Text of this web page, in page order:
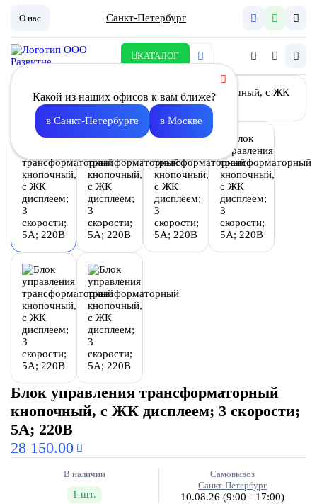
О нас Санкт-Петербург
КАТАЛОГ
Какой из наших офисов к вам ближе?
в Санкт-Петербурге в Москве
Блок управления трансформаторный
кнопочный, с ЖК дисплеем; 3 скорости;
5А; 220В
28 150.00
В наличии
1 шт.
Самовывоз
Санкт-Петербург
10.08.26(9:00 - 17:00)